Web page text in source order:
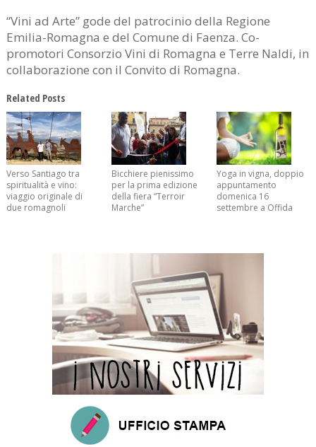
“Vini ad Arte” gode del patrocinio della Regione
Emilia-Romagna e del Comune di Faenza. Co-
promotori Consorzio Vini di Romagna e Terre Naldi, in
collaborazione con il Convito di Romagna.
Related Posts
Verso Santiago tra
spiritualità e vino:
viaggio originale di
due romagnoli
Bicchiere pienissimo
per la prima edizione
della fiera “Terroir
Marche”
Yoga in vigna, doppio
appuntamento
domenica 16
settembre a Offida